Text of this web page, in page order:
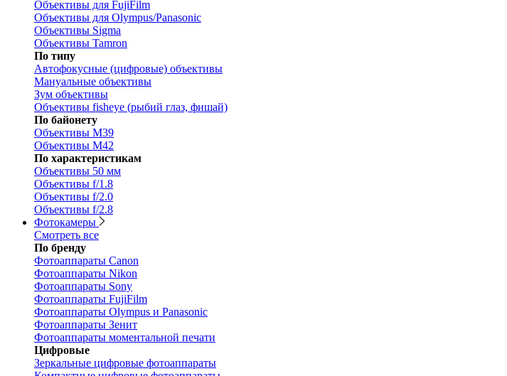
Объективы для FujiFilm
Объективы для Olympus/Panasonic
Объективы Sigma
Объективы Tamron
По типу
Автофокусные (цифровые) объективы
Мануальные объективы
Зум объективы
Объективы fisheye (рыбий глаз, фишай)
По байонету
Объективы M39
Объективы M42
По характеристикам
Объективы 50 мм
Объективы f/1.8
Объективы f/2.0
Объективы f/2.8
Фотокамеры
Смотреть все
По бренду
Фотоаппараты Canon
Фотоаппараты Nikon
Фотоаппараты Sony
Фотоаппараты FujiFilm
Фотоаппараты Olympus и Panasonic
Фотоаппараты Зенит
Фотоаппараты моментальной печати
Цифровые
Зеркальные цифровые фотоаппараты